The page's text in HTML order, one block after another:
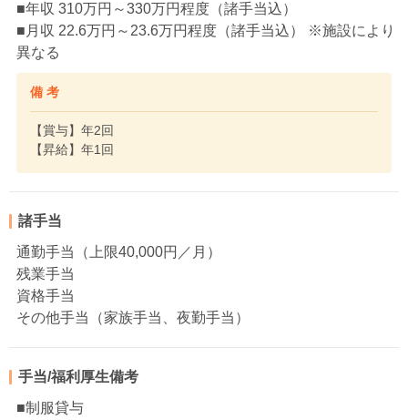
■年収 310万円～330万円程度（諸手当込）
■月収 22.6万円～23.6万円程度（諸手当込） ※施設により
異なる
備 考
【賞与】年2回
【昇給】年1回
諸手当
通勤手当（上限40,000円／月）
残業手当
資格手当
その他手当（家族手当、夜勤手当）
手当/福利厚生備考
■制服貸与